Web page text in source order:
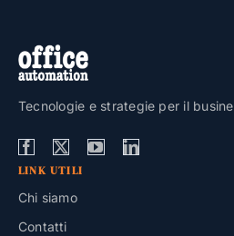
Tecnologie e strategie per il
LINK UTILI
Chi siamo
Contatti